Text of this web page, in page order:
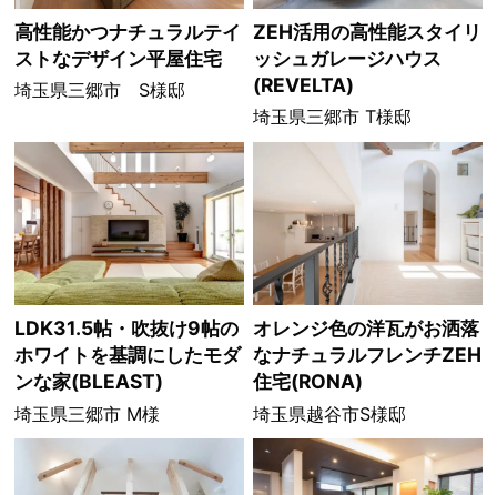
高性能かつナチュラルテイ
ストなデザイン平屋住宅
埼玉県三郷市 S様邸
ZEH活用の高性能スタイリ
ッシュガレージハウス
(REVELTA)
埼玉県三郷市 T様邸
LDK31.5帖・吹抜け9帖の
ホワイトを基調にしたモダ
ンな家(BLEAST)
埼玉県三郷市 M様
オレンジ色の洋瓦がお洒落
なナチュラルフレンチZEH
住宅(RONA)
埼玉県越谷市S様邸